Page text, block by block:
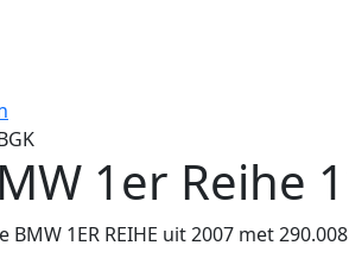
1er Reihe
BMW 1ER REIHE uit 2007 met